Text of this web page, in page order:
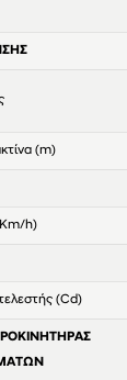
(m)
h)
(Cd)